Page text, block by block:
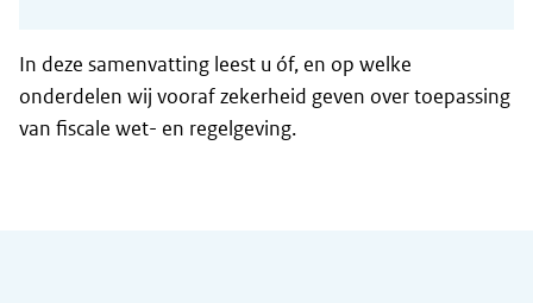
In deze samenvatting leest u óf, en op welke
onderdelen wij vooraf zekerheid geven over toepassing
van fiscale wet- en regelgeving.